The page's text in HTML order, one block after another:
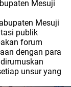
Mesuji
Mesuji
publik
forum
dengan para
unsur yang